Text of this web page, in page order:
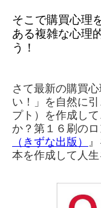
そこで購買心理
ある複雑な心理
う！
さて最新の購買
い！」を自然に
プト）を作成し
か？第１６刷の
（きずな出版）
本を作成して人